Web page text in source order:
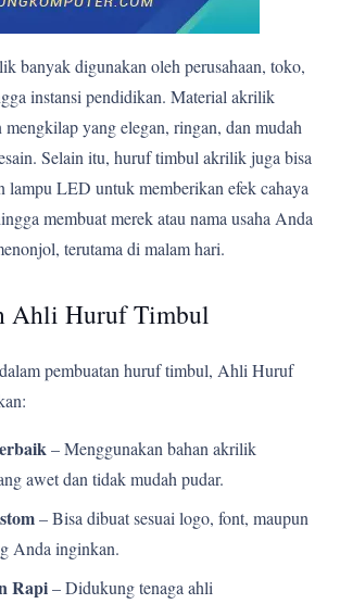
banyak digunakan oleh perusahaan, toko,
instansi pendidikan. Material akrilik
yang elegan, ringan, dan mudah
Selain itu, huruf timbul akrilik juga bisa
lampu LED untuk memberikan efek cahaya
membuat merek atau nama usaha Anda
terutama di malam hari.
Ahli Huruf Timbul
pembuatan huruf timbul, Ahli Huruf
– Menggunakan bahan akrilik
awet dan tidak mudah pudar.
– Bisa dibuat sesuai logo, font, maupun
Anda inginkan.
Rapi– Didukung tenaga ahli